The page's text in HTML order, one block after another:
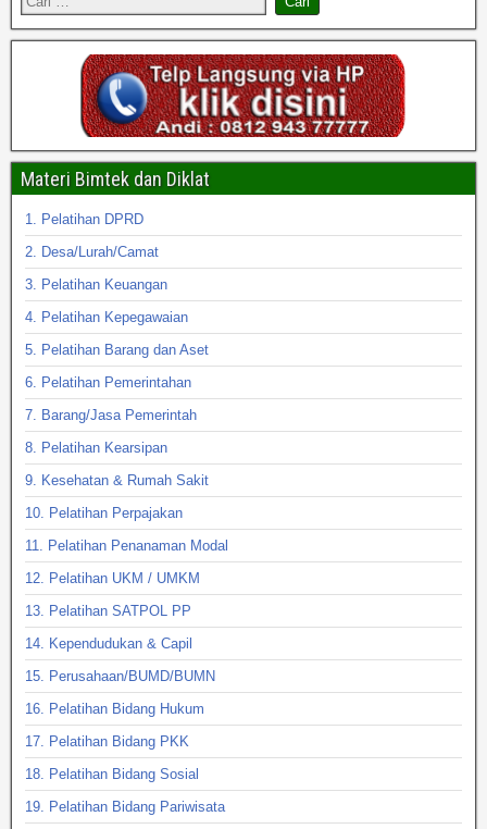
Materi Bimtek dan Diklat
1. Pelatihan DPRD
2. Desa/Lurah/Camat
3. Pelatihan Keuangan
4. Pelatihan Kepegawaian
5. Pelatihan Barang dan Aset
6. Pelatihan Pemerintahan
7. Barang/Jasa Pemerintah
8. Pelatihan Kearsipan
9. Kesehatan & Rumah Sakit
10. Pelatihan Perpajakan
11. Pelatihan Penanaman Modal
12. Pelatihan UKM / UMKM
13. Pelatihan SATPOL PP
14. Kependudukan & Capil
15. Perusahaan/BUMD/BUMN
16. Pelatihan Bidang Hukum
17. Pelatihan Bidang PKK
18. Pelatihan Bidang Sosial
19. Pelatihan Bidang Pariwisata